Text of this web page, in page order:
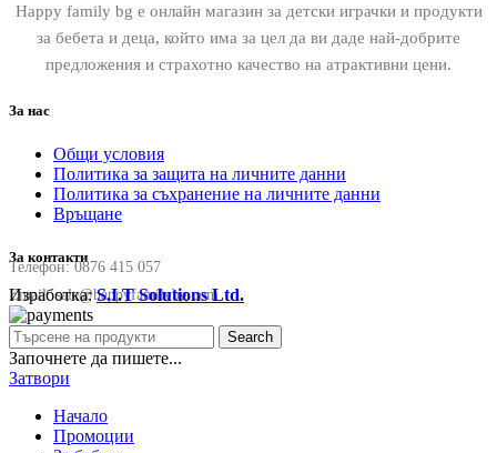
Happy family bg е онлайн магазин за детски играчки и продукти
за бебета и деца, който има за цел да ви даде най-добрите
предложения и страхотно качество на атрактивни цени.
За нас
Общи условия
Политика за защита на личните данни
Политика за съхранение на личните данни
Връщане
За контакти
Телефон:0876 415 057
Email:sale@happyfamilybg.com
Изработка:S.I.T Solutions Ltd.
Search
Започнете да пишете...
Затвори
Начало
Промоции